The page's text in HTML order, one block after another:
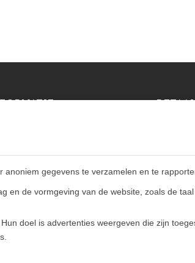
gegevens te verzamelen en te
en de vormgeving van de website, zoals de
doel is advertenties weergeven die zijn
BLIJF